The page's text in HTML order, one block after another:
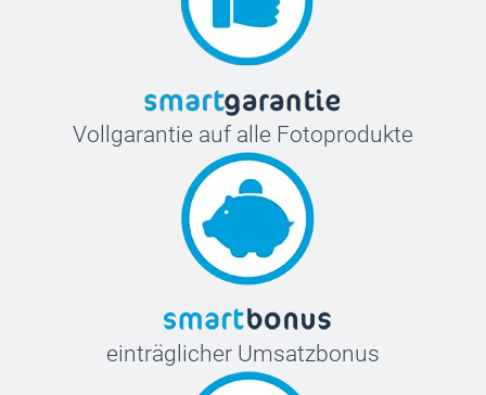
Vollgarantie auf alle Fotoprodukte
einträglicher Umsatzbonus